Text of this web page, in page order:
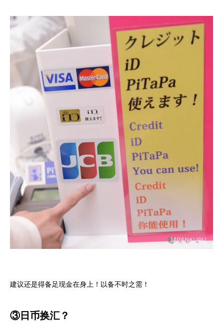
建议还是得备足现金在身上！以备不时之需！
③日币换汇？